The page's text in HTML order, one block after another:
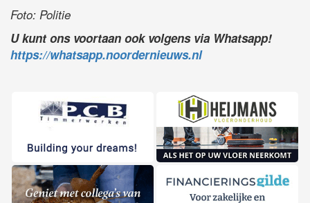
Foto: Politie
U kunt ons voortaan ook volgens via Whatsapp!
https://whatsapp.noordernieuws.nl